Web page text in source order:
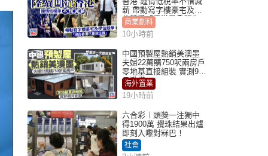
薪 帶動寫字樓豪宅及學
位競爭「香港已重現生
機」
商業創科
10小時前
中國預製屋熱銷美澳墨
夫婦22萬購750呎兩房戶
零地基直接組裝 實測9個
月激讚
海外置業
19小時前
六合彩︱頭獎一注獨中
得1900萬 攪珠結果出爐
即刻入嚟對冧巴！
社會